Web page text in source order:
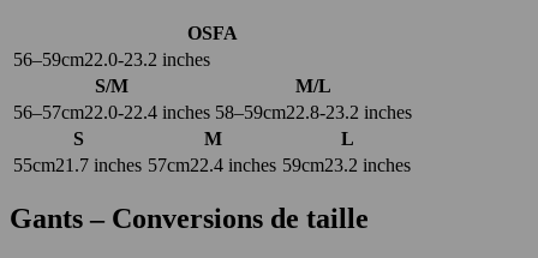
OSFA
56–59cm22.0-23.2 inches
S/M
M/L
56–57cm22.0-22.4 inches 58–59cm22.8-23.2 inches
S
M
L
55cm21.7 inches 57cm22.4 inches 59cm23.2 inches
Gants – Conversions de taille